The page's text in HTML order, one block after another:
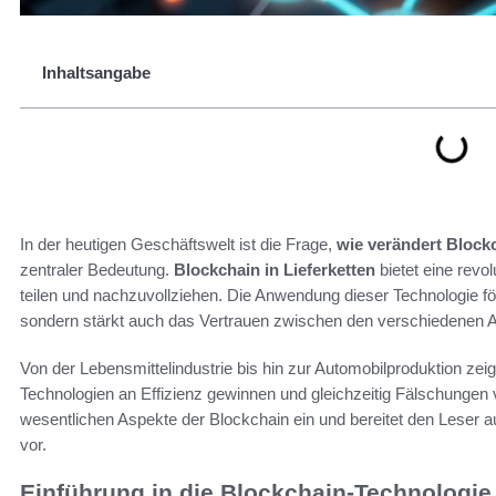
Inhaltsangabe
In der heutigen Geschäftswelt ist die Frage, wie verändert
zentraler Bedeutung. Blockchain in Lieferketten bietet eine
teilen und nachzuvollziehen. Die Anwendung dieser Technologie
sondern stärkt auch das Vertrauen zwischen den verschiedenen
Von der Lebensmittelindustrie bis hin zur Automobilproduktion
Technologien an Effizienz gewinnen und gleichzeitig
wesentlichen Aspekte der Blockchain ein und bereitet den Leser
vor.